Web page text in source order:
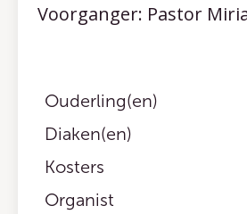
Voorganger: Pastor
Ouderling(en)
Diaken(en)
Kosters
Organist